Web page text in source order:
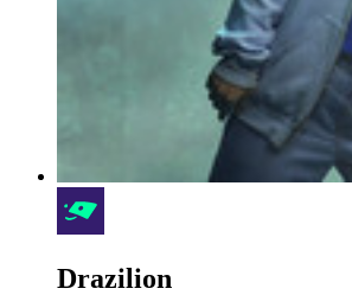
Drazilion